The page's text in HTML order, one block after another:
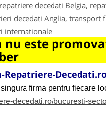
decedati Belgia,
decedati Anglia, transport
internationale
este
Repatriere-Decedati.ro
firma pentru fiecare
decedati.ro/bucuresti-